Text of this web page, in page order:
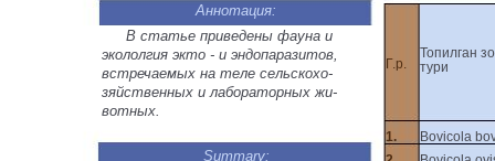
Аннотация:
В статье приведены фауна и
экололгия экто - и эндопаразитов,
встречаемых на теле сельскохо-
зяйственных и лабораторных жи-
вотных.
Summary:
Г.р.
Топилган
тури
1.
Bovicola